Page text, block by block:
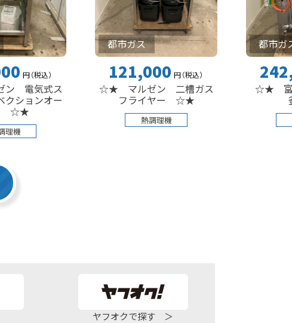
）
ス
オー
都市ガス
121,000 円 （税込）
☆★ マルゼン 二槽ガス
フライヤー ☆★
都市ガス
242,000 円
☆★ 富士工業
ヤフオクで探す ＞